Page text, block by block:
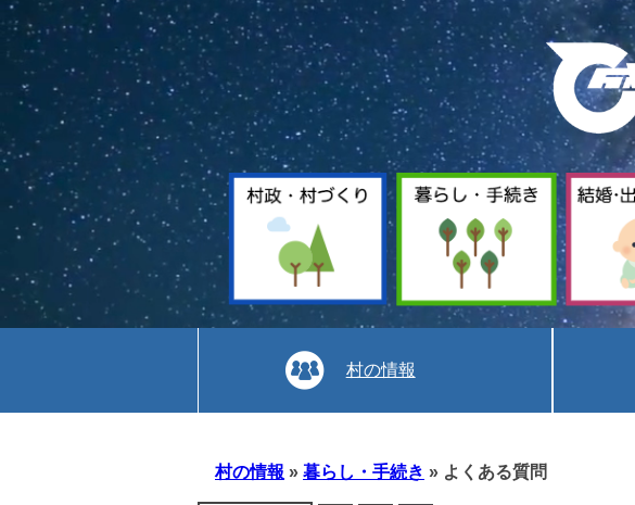
暮
ら
し
手
続
き
村の情報
村の情報 » 暮らし・手続き » よくある質問